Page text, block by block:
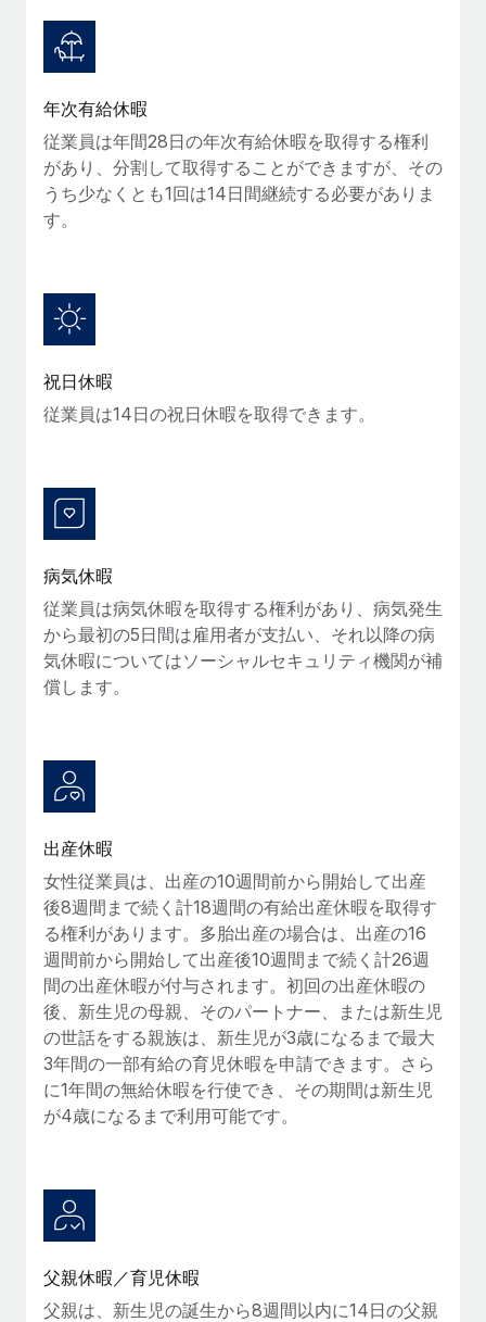
グローバル人事・コンプライアンスの専門サポート
候補者の選考プロセスをシンプルに
Compliance Watchtower
コンプライアンスリスクを先回りして対応
デバイス管理
法人設立
法令順守した法人をスピーディに設立
移住・転勤
従業員の異動をスムーズに
情報センター
サポートを依頼する
すべてのリソースを表示する
ブログ
グローバル給与処理
契約社員管理
税務
ブログを読む
Remoteの製品アップデート：GustoとXeroの統合お
よびContractor Management Plus（契約社員管理
業務に最適な人材を採用し、管理し、給与を支給できるようにす
ることです。この数週間で、新しい統合、機能、改良点をリリー
スしました。...
給与詐欺：種類、事例、ビジネスを守る方法
ム間で頻繁に移動しているためです。このため、自社のビジネス
を保護することは極めて重要です。...
詳細を見る
年次有給休暇
従業員は年間28日の年次有給休暇を取得する権利
があり、分割して取得することができますが、その
うち少なくとも1回は14日間継続する必要がありま
す。
祝日休暇
従業員は14日の祝日休暇を取得できます。
病気休暇
従業員は病気休暇を取得する権利があり、病気発生
から最初の5日間は雇用者が支払い、それ以降の病
気休暇についてはソーシャルセキュリティ機関が補
償します。
出産休暇
女性従業員は、出産の10週間前から開始して出産
後8週間まで続く計18週間の有給出産休暇を取得す
る権利があります。多胎出産の場合は、出産の16
週間前から開始して出産後10週間まで続く計26週
間の出産休暇が付与されます。初回の出産休暇の
後、新生児の母親、そのパートナー、または新生児
の世話をする親族は、新生児が3歳になるまで最大
3年間の一部有給の育児休暇を申請できます。さら
に1年間の無給休暇を行使でき、その期間は新生児
が4歳になるまで利用可能です。
父親休暇／育児休暇
父親は、新生児の誕生から8週間以内に14日の父親